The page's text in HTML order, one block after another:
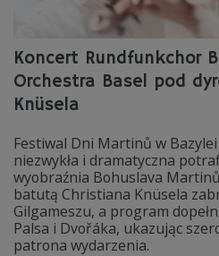
Koncert Rundfunkchor
Orchestra Basel pod
Knüsela
Festiwal Dni Martinů w
niezwykła i dramatyczna
wyobraźnia Bohuslava
batutą Christiana Knüsela
Gilgameszu, a program
Palsa i Dvořáka, ukazując
patrona wydarzenia.